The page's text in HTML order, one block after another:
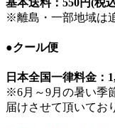
※離島・一部地域は
●クール便
日本全国一律料金：
※6月～9月の暑い季
届けさせて頂いてお